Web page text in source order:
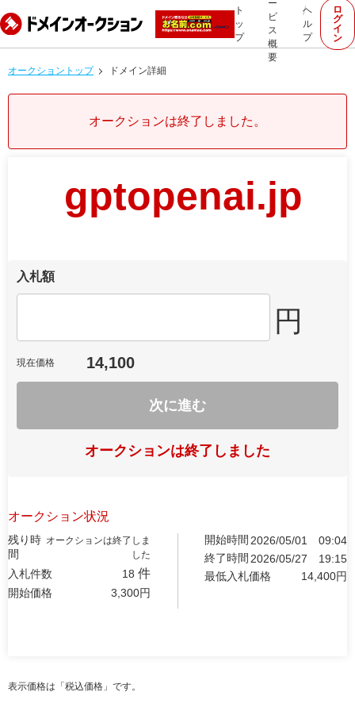
ト
ッ
プ
ー
ビ
ス
概
要
ヘ
ル
プ
ロ
グ
イ
ン
オークショントップ ドメイン詳細
オークションは終了しました。
gptopenai.jp
入札額
円
現在価格 14,100
次に進む
オークションは終了しました
オークション状況
残り時
間
オークションは終了しま
した
入札件数 18 件
開始価格 3,300円
開始時間 2026/05/01
09:04
終了時間 2026/05/27
19:15
最低入札価格
14,400円
表示価格は「税込価格」です。